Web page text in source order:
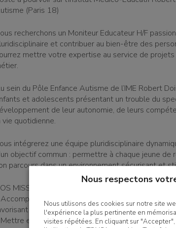
(Paris 18)
recherchons un Moniteur Educateur H/F
et contribuer au bien-être des
mettre votre expertise au service de
sein du Pôle Enfance Autisme de l’IME Robert
et adolescents présentant un trouble du
de leur autonomie, de leurs
vie quotidienne.
intégrerez une équipe pluridisciplinaire
objectif commun : permettre à chaque jeune
parcours dans un environnement sécurisant et
MISSIONS
les enfants et adolescents dans
leur autonomie et leur bien-être.
en œuvre les projets personnalisés
Nous respectons
Nous utilisons des cookies sur notre site
l'expérience la plus pertinente en
visites répétées. En cliquant sur